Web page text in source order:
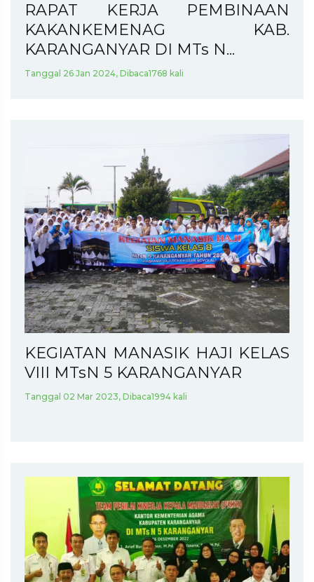
RAPAT KERJA PEMBINAAN
KAKANKEMENAG KAB.
KARANGANYAR DI MTs N...
Tanggal 26 Jan 2024, Dibaca1768 kali
KEGIATAN MANASIK HAJI KELAS
VIII MTsN 5 KARANGANYAR
Tanggal 02 Mar 2023, Dibaca1994 kali